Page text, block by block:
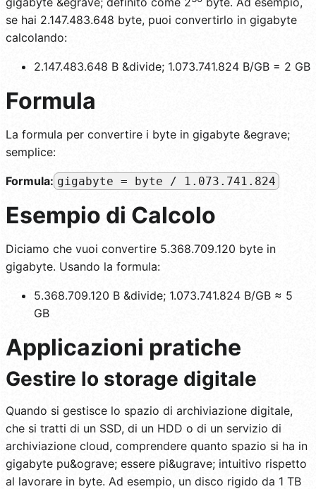
se hai 2.147.483.648 byte, puoi convertirlo in gigabyte
calcolando:
2.147.483.648 B &divide; 1.073.741.824 B/GB = 2 GB
Formula
La formula per convertire i byte in gigabyte &egrave;
semplice:
Formula: gigabyte = byte / 1.073.741.824
Esempio di Calcolo
Diciamo che vuoi convertire 5.368.709.120 byte in
gigabyte. Usando la formula:
5.368.709.120 B &divide; 1.073.741.824 B/GB ≈ 5
GB
Applicazioni pratiche
Gestire lo storage digitale
Quando si gestisce lo spazio di archiviazione digitale,
che si tratti di un SSD, di un HDD o di un servizio di
archiviazione cloud, comprendere quanto spazio si ha in
gigabyte pu&ograve; essere pi&ugrave; intuitivo rispetto
al lavorare in byte. Ad esempio, un disco rigido da 1 TB